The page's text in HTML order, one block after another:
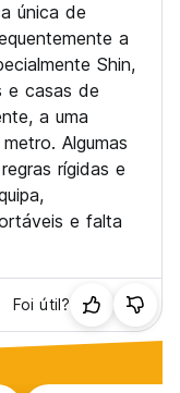
única de
a
Shin,
e casas de
a uma
Algumas
rígidas e
e falta
Foi útil?